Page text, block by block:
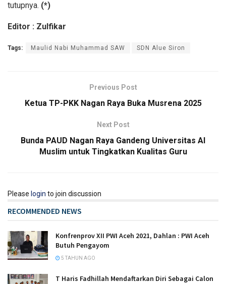
tutupnya. (*)
Editor : Zulfikar
Tags: Maulid Nabi Muhammad SAW SDN Alue Siron
Previous Post
Ketua TP-PKK Nagan Raya Buka Musrena 2025
Next Post
Bunda PAUD Nagan Raya Gandeng Universitas Al
Muslim untuk Tingkatkan Kualitas Guru
Please login to join discussion
RECOMMENDED NEWS
Konfrenprov XII PWI Aceh 2021, Dahlan : PWI Aceh
Butuh Pengayom
5 TAHUN AGO
T Haris Fadhillah Mendaftarkan Diri Sebagai Calon